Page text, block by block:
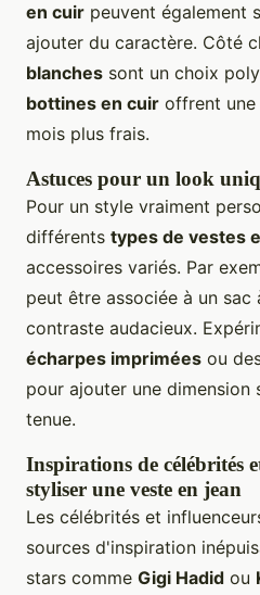
en cuir peuvent également
ajouter du caractère. Côté
blanches sont un choix
bottines en cuir offrent
mois plus frais.
Astuces pour un look
Pour un style vraiment
différents types de vestes
accessoires variés. Par
peut être associée à un
contraste audacieux.
écharpes imprimées ou
pour ajouter une dimension
tenue.
Inspirations de célébrités
styliser une veste en jean
Les célébrités et
sources d'inspiration
stars comme Gigi Hadid ou